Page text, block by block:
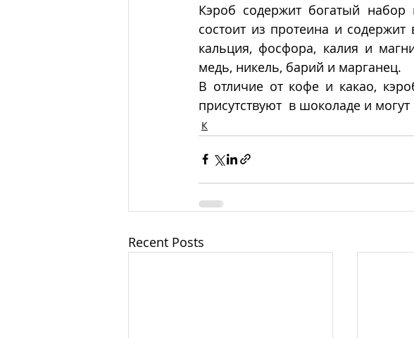
Кэроб содержит богатый
состоит из протеина и
кальция, фосфора, калия и
медь, никель, барий и марганец.
В отличие от кофе и какао,
присутствуют  в шоколаде и
К
Recent Posts